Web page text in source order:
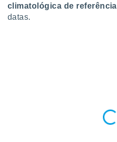
climatológica de referência
datas.